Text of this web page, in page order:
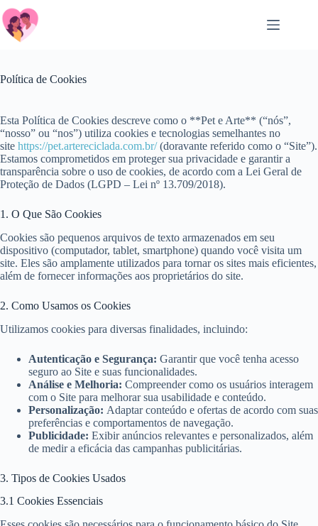
Salta
al
contenuto
Política de Cookies
Esta Política de Cookies descreve como o **Pet e Arte** (“nós”,
“nosso” ou “nos”) utiliza cookies e tecnologias semelhantes no
site https://pet.artereciclada.com.br/(doravante referido como o “Site”).
Estamos comprometidos em proteger sua privacidade e garantir a
transparência sobre o uso de cookies, de acordo com a Lei Geral de
Proteção de Dados (LGPD – Lei nº 13.709/2018).
1. O Que São Cookies
Cookies são pequenos arquivos de texto armazenados em seu
dispositivo (computador, tablet, smartphone) quando você visita um
site. Eles são amplamente utilizados para tornar os sites mais eficientes,
além de fornecer informações aos proprietários do site.
2. Como Usamos os Cookies
Utilizamos cookies para diversas finalidades, incluindo:
Autenticação e Segurança: Garantir que você tenha acesso
seguro ao Site e suas funcionalidades.
Análise e Melhoria: Compreender como os usuários interagem
com o Site para melhorar sua usabilidade e conteúdo.
Personalização: Adaptar conteúdo e ofertas de acordo com suas
preferências e comportamentos de navegação.
Publicidade: Exibir anúncios relevantes e personalizados, além
de medir a eficácia das campanhas publicitárias.
3. Tipos de Cookies Usados
3.1 Cookies Essenciais